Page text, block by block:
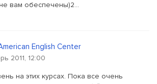
вам обеспечены)2...
English Center
2011, 12:00
на этих курсах. Пока все очень